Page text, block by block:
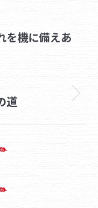
を機に備えあ
道